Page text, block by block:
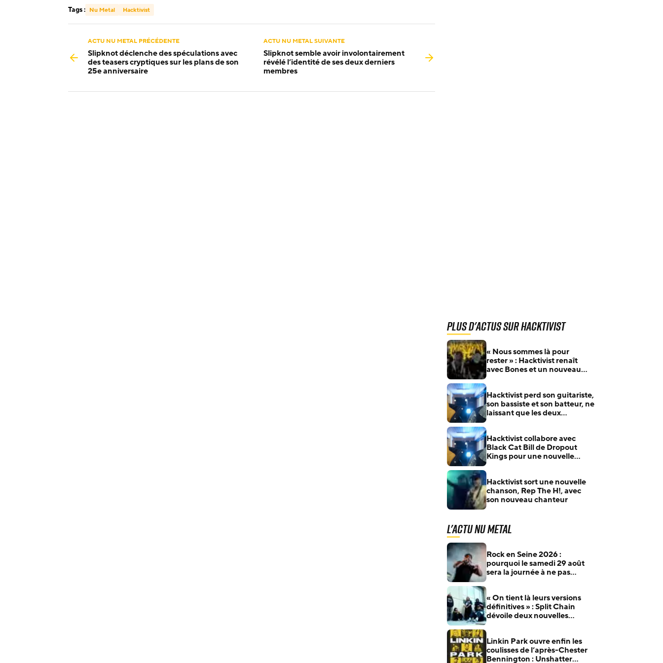
Tags : Nu Metal Hacktivist
ACTU NU METAL PRÉCÉDENTE
Slipknot déclenche des spéculations avec
des teasers cryptiques sur les plans de son
25e anniversaire
ACTU NU METAL SUIVANTE
Slipknot semble avoir involontairement
révélé l’identité de ses deux derniers
membres
Plus d'actus sur Hacktivist
« Nous sommes là pour
rester » : Hacktivist renaît
avec Bones et un nouveau
Hacktivist perd son guitariste,
son bassiste et son batteur, ne
laissant que les deux
activités)
Hacktivist collabore avec
Black Cat Bill de Dropout
Kings pour une nouvelle
Hacktivist sort une nouvelle
chanson, Rep The H!, avec
son nouveau chanteur
L'actu Nu Metal
Rock en Seine 2026 :
pourquoi le samedi 29 août
sera la journée à ne pas
« On tient là leurs versions
définitives » : Split Chain
dévoile deux nouvelles
Linkin Park ouvre enfin les
coulisses de l’après-Chester
Bennington : Unshatter